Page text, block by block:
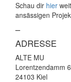
Schau dir hier
ansässigen
–
ADRESSE
ALTE MU
Lorentzendamm
24103 Kiel